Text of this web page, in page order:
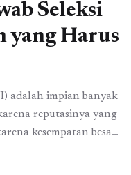
Seleksi
yang Harus
adalah impian banyak
reputasinya yang
kesempatan besar
penting yang sering